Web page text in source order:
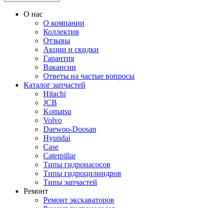
О нас
О компании
Коллектив
Отзывы
Акции и скидки
Гарантия
Вакансии
Ответы на частые вопросы
Каталог запчастей
Hitachi
JCB
Komatsu
Volvo
Daewoo-Doosan
Hyundai
Case
Caterpillar
Типы гидронасосов
Типы гидроцилиндров
Типы запчастей
Ремонт
Ремонт экскаваторов